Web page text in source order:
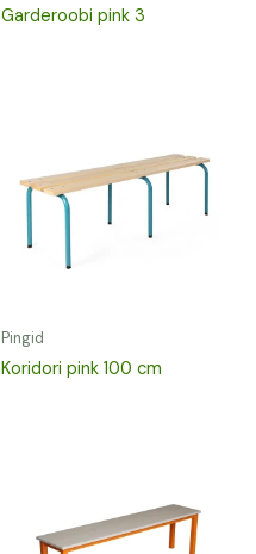
Garderoobi pink 3
Pingid
Koridori pink 100 cm